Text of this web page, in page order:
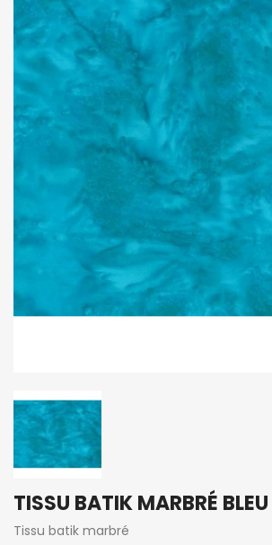
TISSU BATIK MARBRÉ
Tissu batik marbré